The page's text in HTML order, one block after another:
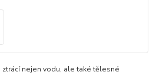
ztrácí nejen vodu, ale také tělesné